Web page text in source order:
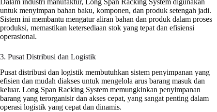
untuk menyimpan bahan baku, komponen, dan produk setengah jadi.
Sistem ini membantu mengatur aliran bahan dan produk dalam proses
produksi, memastikan ketersediaan stok yang tepat dan efisiensi
operasional.
3. Pusat Distribusi dan Logistik
Pusat distribusi dan logistik membutuhkan sistem penyimpanan yang
efisien dan mudah diakses untuk mengelola arus barang masuk dan
keluar. Long Span Racking System memungkinkan penyimpanan
barang yang terorganisir dan akses cepat, yang sangat penting dalam
operasi logistik yang cepat dan dinamis.